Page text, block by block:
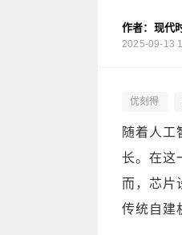
作者：现代
2025-09-13
优刻得
随着人工
长。在这
而，芯片
传统自建